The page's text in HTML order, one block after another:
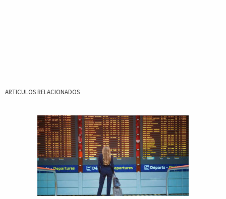
ARTICULOS RELACIONADOS